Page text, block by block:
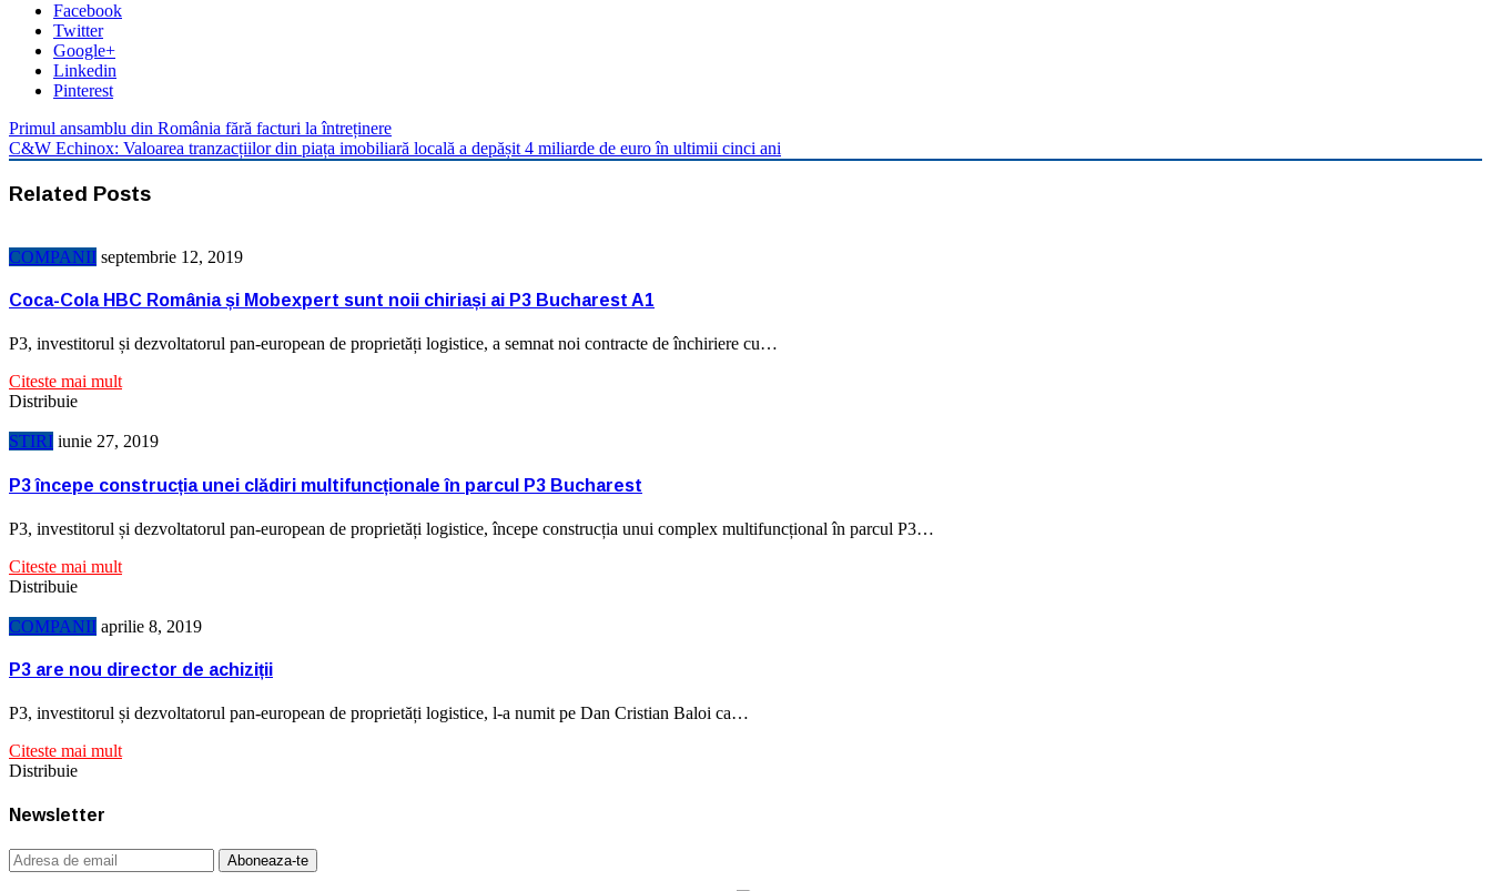
Facebook
Twitter
Google+
Linkedin
Pinterest
Primul ansamblu din România fără facturi la întreținere
C&W Echinox: Valoarea tranzacțiilor din piața imobiliară locală a depășit 4 miliarde de euro în ultimii cinci ani
Related Posts
COMPANII septembrie 12, 2019
Coca-Cola HBC România și Mobexpert sunt noii chiriași ai P3 Bucharest A1
P3, investitorul și dezvoltatorul pan-european de proprietăți logistice, a semnat noi contracte de închiriere cu…
Citeste mai mult
Distribuie
STIRI iunie 27, 2019
P3 începe construcția unei clădiri multifuncționale în parcul P3 Bucharest
P3, investitorul și dezvoltatorul pan-european de proprietăți logistice, începe construcția unui complex multifuncțional în parcul P3…
Citeste mai mult
Distribuie
COMPANII aprilie 8, 2019
P3 are nou director de achiziții
P3, investitorul și dezvoltatorul pan-european de proprietăți logistice, l-a numit pe Dan Cristian Baloi ca…
Citeste mai mult
Distribuie
Newsletter